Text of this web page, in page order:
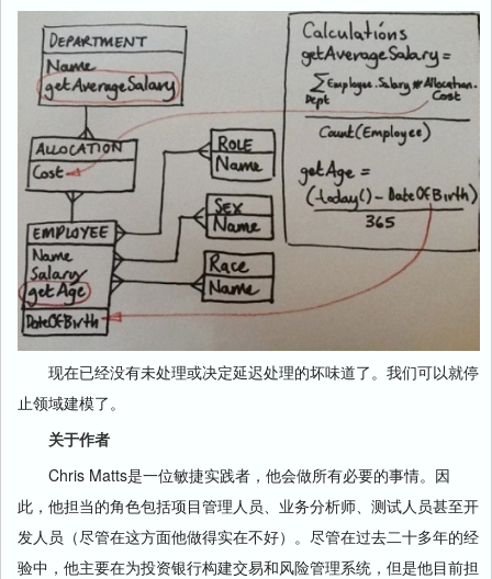
现在已经没有未处理或决定延迟处理的坏味道了。我们可以就停
止领域建模了。
关于作者
Chris Matts是一位敏捷实践者，他会做所有必要的事情。因
此，他担当的角色包括项目管理人员、业务分析师、测试人员甚至开
发人员（尽管在这方面他做得实在不好）。尽管在过去二十多年的经
验中，他主要在为投资银行构建交易和风险管理系统，但是他目前担